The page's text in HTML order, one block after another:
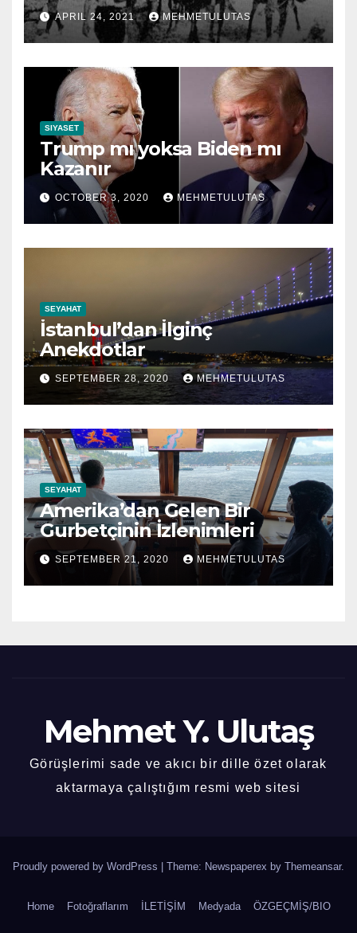
APRIL 24, 2021 MEHMETULUTAS
SIYASET
Trump mı yoksa Biden mı
Kazanır
OCTOBER 3, 2020 MEHMETULUTAS
SEYAHAT
İstanbul’dan İlginç
Anekdotlar
SEPTEMBER 28, 2020 MEHMETULUTAS
SEYAHAT
Amerika’dan Gelen Bir
Gurbetçinin İzlenimleri
SEPTEMBER 21, 2020 MEHMETULUTAS
Mehmet Y. Ulutaş
Görüşlerimi sade ve akıcı bir dille özet olarak
aktarmaya çalıştığım resmi web sitesi
Proudly powered by WordPress Theme: Newspaperex by Themeansar.
Home Fotoğraflarım İLETİŞİM Medyada ÖZGEÇMİŞ/BIO